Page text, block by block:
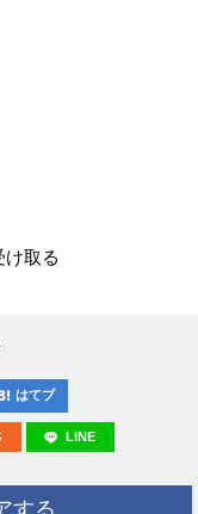
け取る
はてブ
LINE